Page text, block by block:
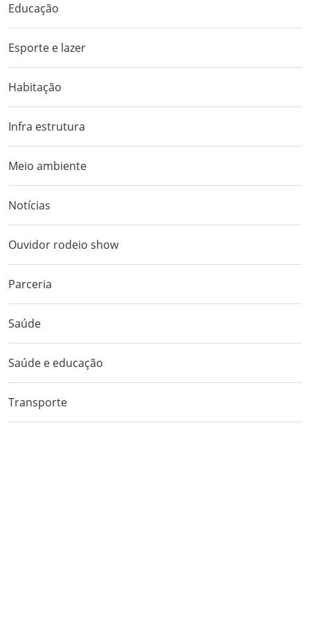
Educação
Esporte e lazer
Habitação
Infra estrutura
Meio ambiente
Notícias
Ouvidor rodeio show
Parceria
Saúde
Saúde e educação
Transporte